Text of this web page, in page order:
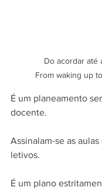
Do acordar até
From waking up
É um planeamento
docente.
Assinalam-se as
letivos.
É um plano